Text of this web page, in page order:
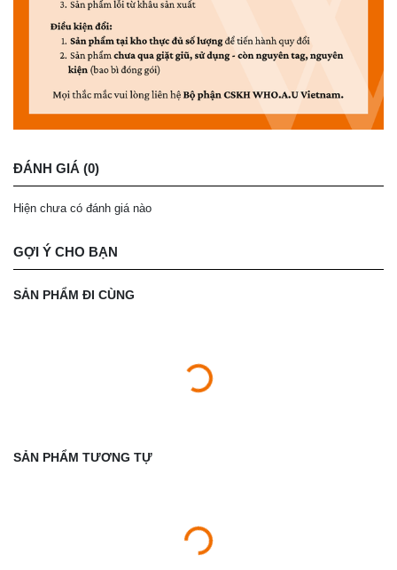
ĐÁNH GIÁ (0)
Hiện chưa có đánh giá nào
GỢI Ý CHO BẠN
SẢN PHẨM ĐI CÙNG
SẢN PHẨM TƯƠNG TỰ